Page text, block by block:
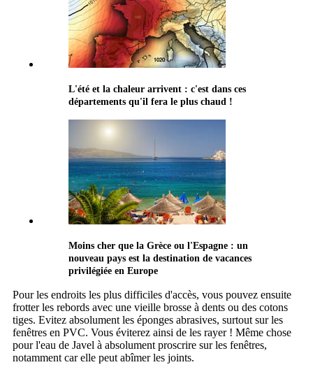
L'été et la chaleur arrivent : c'est dans ces
départements qu'il fera le plus chaud !
Moins cher que la Grèce ou l'Espagne : un
nouveau pays est la destination de vacances
privilégiée en Europe
Pour les endroits les plus difficiles d'accès, vous pouvez ensuite
frotter les rebords avec une vieille brosse à dents ou des cotons
tiges. Evitez absolument les éponges abrasives, surtout sur les
fenêtres en PVC. Vous éviterez ainsi de les rayer ! Même chose
pour l'eau de Javel à absolument proscrire sur les fenêtres,
notamment car elle peut abîmer les joints.